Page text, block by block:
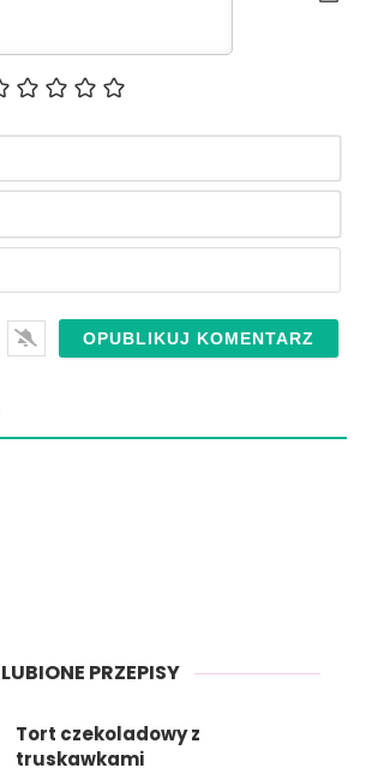
PRZEPISY
Tort czekoladowy z
truskawkami